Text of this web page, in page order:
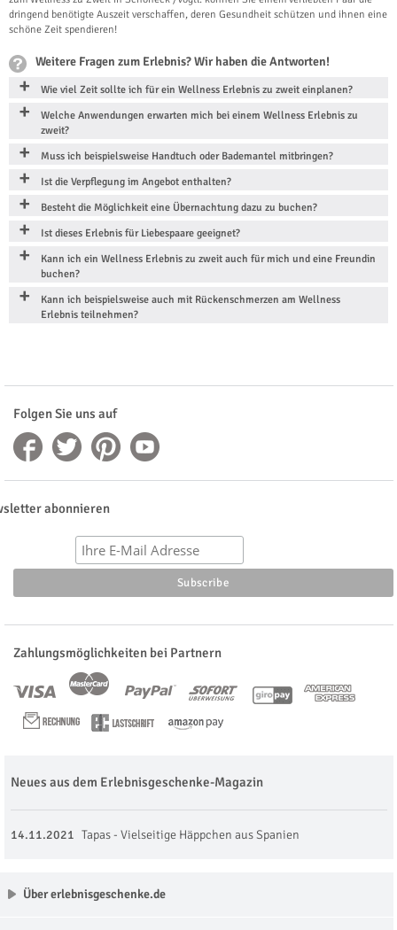
dringend benötigte Auszeit verschaffen, deren Gesundheit schützen und ihnen eine
schöne Zeit spendieren!
Weitere Fragen zum Erlebnis? Wir haben die Antworten!
Wie viel Zeit sollte ich für ein Wellness Erlebnis zu zweit einplanen?
Welche Anwendungen erwarten mich bei einem Wellness Erlebnis zu
zweit?
Muss ich beispielsweise Handtuch oder Bademantel mitbringen?
Ist die Verpflegung im Angebot enthalten?
Besteht die Möglichkeit eine Übernachtung dazu zu buchen?
Ist dieses Erlebnis für Liebespaare geeignet?
Kann ich ein Wellness Erlebnis zu zweit auch für mich und eine Freundin
buchen?
Kann ich beispielsweise auch mit Rückenschmerzen am Wellness
Erlebnis teilnehmen?
Folgen Sie uns auf
abonnieren
Zahlungsmöglichkeiten bei Partnern
Neues aus dem Erlebnisgeschenke-Magazin
14.11.2021 Tapas - Vielseitige Häppchen aus Spanien
Über erlebnisgeschenke.de